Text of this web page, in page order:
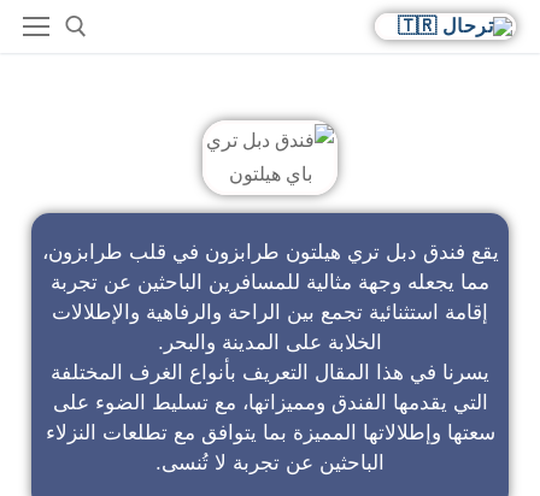
يقع فندق دبل تري هيلتون طرابزون في قلب طرابزون،
مما يجعله وجهة مثالية للمسافرين الباحثين عن تجربة
إقامة استثنائية تجمع بين الراحة والرفاهية والإطلالات
الخلابة على المدينة والبحر.
يسرنا في هذا المقال التعريف بأنواع الغرف المختلفة
التي يقدمها الفندق ومميزاتها، مع تسليط الضوء على
سعتها وإطلالاتها المميزة بما يتوافق مع تطلعات النزلاء
الباحثين عن تجربة لا تُنسى.